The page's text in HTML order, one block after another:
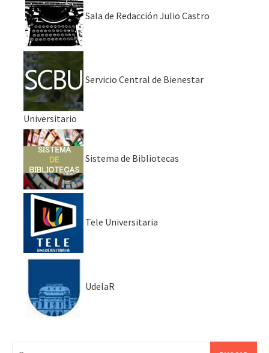
Sala de Redacción Julio Castro
Servicio Central de Bienestar
Universitario
Sistema de Bibliotecas
Tele Universitaria
UdelaR